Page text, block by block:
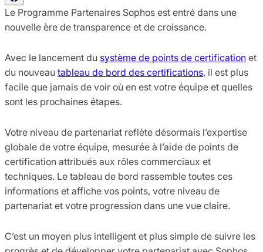
Le Programme Partenaires Sophos est entré dans une
nouvelle ère de transparence et de croissance.
Avec le lancement du système de points de certification et
du nouveau tableau de bord des certifications, il est plus
facile que jamais de voir où en est votre équipe et quelles
sont les prochaines étapes.
Votre niveau de partenariat reflète désormais l’expertise
globale de votre équipe, mesurée à l’aide de points de
certification attribués aux rôles commerciaux et
techniques. Le tableau de bord rassemble toutes ces
informations et affiche vos points, votre niveau de
partenariat et votre progression dans une vue claire.
C’est un moyen plus intelligent et plus simple de suivre les